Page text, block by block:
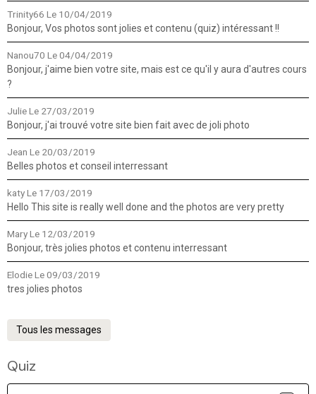
Trinity66 Le 10/04/2019
Bonjour, Vos photos sont jolies et contenu (quiz) intéressant !!
Nanou70 Le 04/04/2019
Bonjour, j'aime bien votre site, mais est ce qu'il y aura d'autres cours
?
JulieLe 27/03/2019
Bonjour, j'ai trouvé votre site bien fait avec de joli photo
Jean Le 20/03/2019
Belles photos et conseil interressant
katyLe 17/03/2019
Hello This site is really well done and the photos are very pretty
MaryLe 12/03/2019
Bonjour, très jolies photos et contenu interressant
ElodieLe 09/03/2019
tres jolies photos
Tous les messages
Quiz